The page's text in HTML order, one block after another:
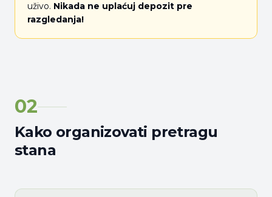
uživo. Nikada ne uplaćuj depozit pre
razgledanja!
02
Kako organizovati pretragu
stana